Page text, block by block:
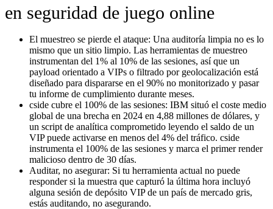
en seguridad de juego online
El muestreo se pierde el ataque: Una auditoría limpia no es lo
mismo que un sitio limpio. Las herramientas de muestreo
instrumentan del 1% al 10% de las sesiones, así que un
payload orientado a VIPs o filtrado por geolocalización está
diseñado para dispararse en el 90% no monitorizado y pasar
tu informe de cumplimiento durante meses.
cside cubre el 100% de las sesiones: IBM situó el coste medio
global de una brecha en 2024 en 4,88 millones de dólares, y
un script de analítica comprometido leyendo el saldo de un
VIP puede activarse en menos del 4% del tráfico. cside
instrumenta el 100% de las sesiones y marca el primer render
malicioso dentro de 30 días.
Auditar, no asegurar: Si tu herramienta actual no puede
responder si la muestra que capturó la última hora incluyó
alguna sesión de depósito VIP de un país de mercado gris,
estás auditando, no asegurando.